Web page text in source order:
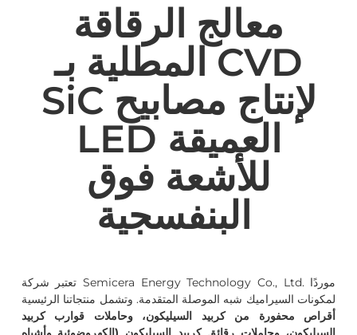
معالج الرقاقة
المطلية بـ CVD
SiC لإنتاج مصابيح
LED العميقة
للأشعة فوق
تعتبر شركة Semicera Energy Technology Co., Ltd. موردًا
لمكونات السيراميك شبه الموصلة المتقدمة. وتشمل منتجاتنا الرئيسية
أقراص محفورة من كربيد السيليكون، وحاملات قوارب كربيد